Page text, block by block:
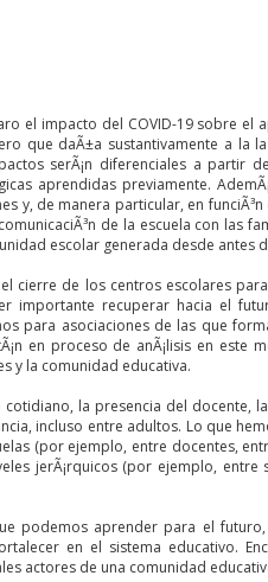
el impacto del COVID-19 sobre el
que daÃ±a sustantivamente a la
serÃ¡n diferenciales a partir
aprendidas previamente.
y, de manera particular, en
de la escuela con las
escolar generada desde antes
cierre de los centros escolares
importante recuperar hacia el
para asociaciones de las que
en proceso de anÃ¡lisis en
y la comunidad educativa.
la presencia del docente,
incluso entre adultos. Lo que
(por ejemplo, entre docentes,
jerÃ¡rquicos (por ejemplo,
podemos aprender para el
en el sistema educativo.
actores de una comunidad